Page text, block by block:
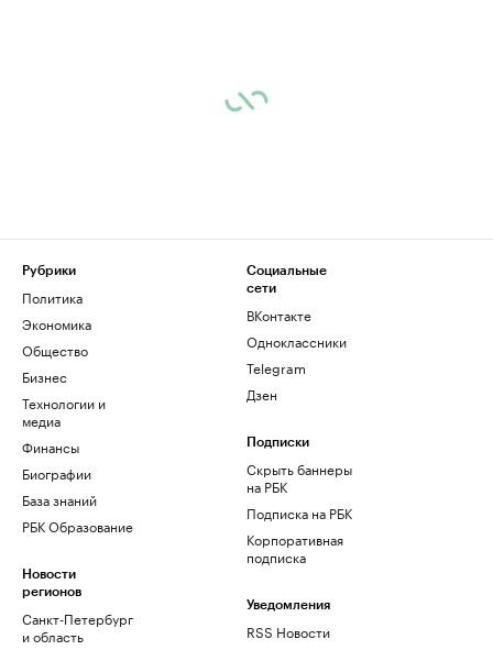
Рубрики
Политика
Экономика
Общество
Бизнес
Технологии и
медиа
Финансы
Биографии
База знаний
РБК Образование
Новости
регионов
Санкт-Петербург
и область
Социальные
сети
ВКонтакте
Одноклассники
Telegram
Дзен
Подписки
Скрыть баннеры
на РБК
Подписка на РБК
Корпоративная
подписка
Уведомления
RSS Новости